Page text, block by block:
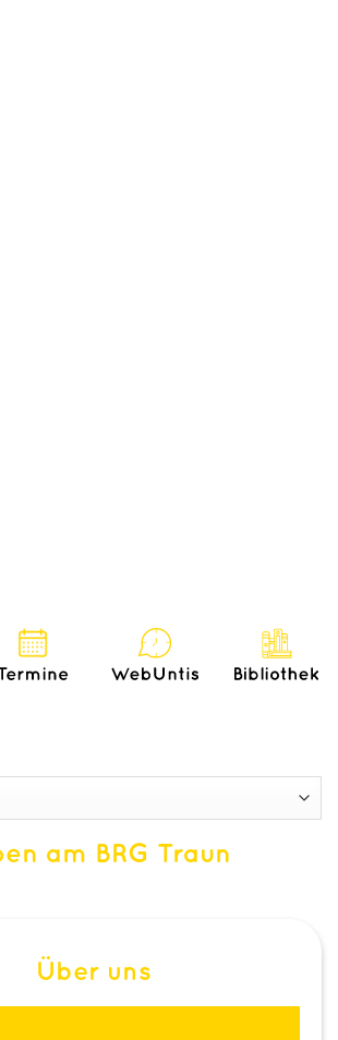
am BRG Traun
Über uns